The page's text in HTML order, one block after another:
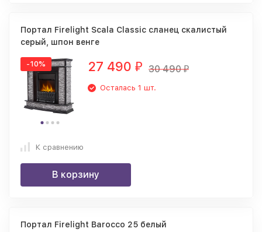
Портал Firelight Scala Classic сланец скалистый
серый, шпон венге
-10% 27 490 ₽ 30 490 ₽
Осталась 1 шт.
К сравнению
В корзину
Портал Firelight Barocco 25 белый